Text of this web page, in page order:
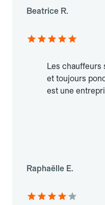
Beatrice R.
Les chauffeurs
et toujours
est une
Raphaëlle E.